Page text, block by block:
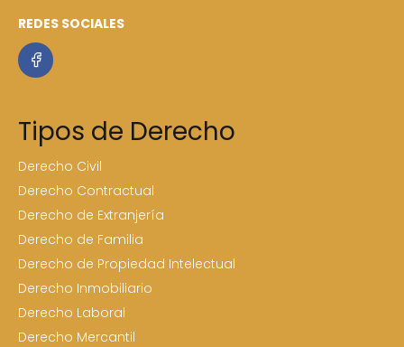
REDES SOCIALES
Tipos de Derecho
Derecho Civil
Derecho Contractual
Derecho de Extranjería
Derecho de Familia
Derecho de Propiedad Intelectual
Derecho Inmobiliario
Derecho Laboral
Derecho Mercantil